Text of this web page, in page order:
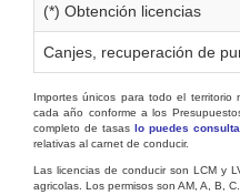
(*) Obtención licencias
Canjes, recuperación de
Importes únicos para todo el territorio
cada año conforme a los
completo de tasas lo puedes
relativas al carnet de conducir.
Las licencias de conducir son LCM y
agricolas. Los permisos son AM, A, B,